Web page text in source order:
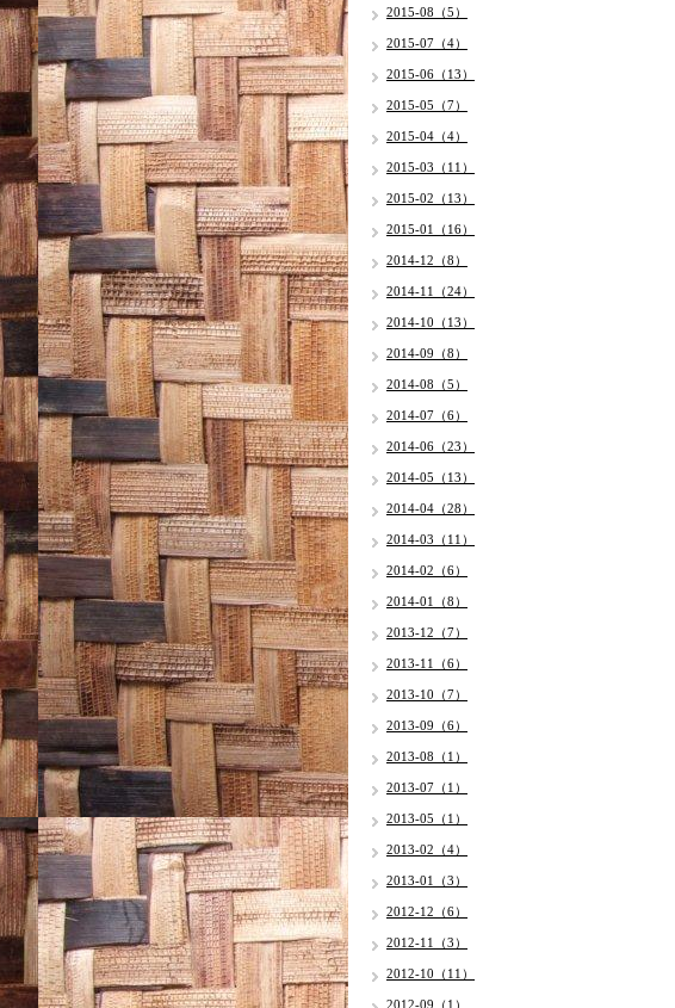
2015-08（5）
2015-07（4）
2015-06（13）
2015-05（7）
2015-04（4）
2015-03（11）
2015-02（13）
2015-01（16）
2014-12（8）
2014-11（24）
2014-10（13）
2014-09（8）
2014-08（5）
2014-07（6）
2014-06（23）
2014-05（13）
2014-04（28）
2014-03（11）
2014-02（6）
2014-01（8）
2013-12（7）
2013-11（6）
2013-10（7）
2013-09（6）
2013-08（1）
2013-07（1）
2013-05（1）
2013-02（4）
2013-01（3）
2012-12（6）
2012-11（3）
2012-10（11）
2012-09（1）